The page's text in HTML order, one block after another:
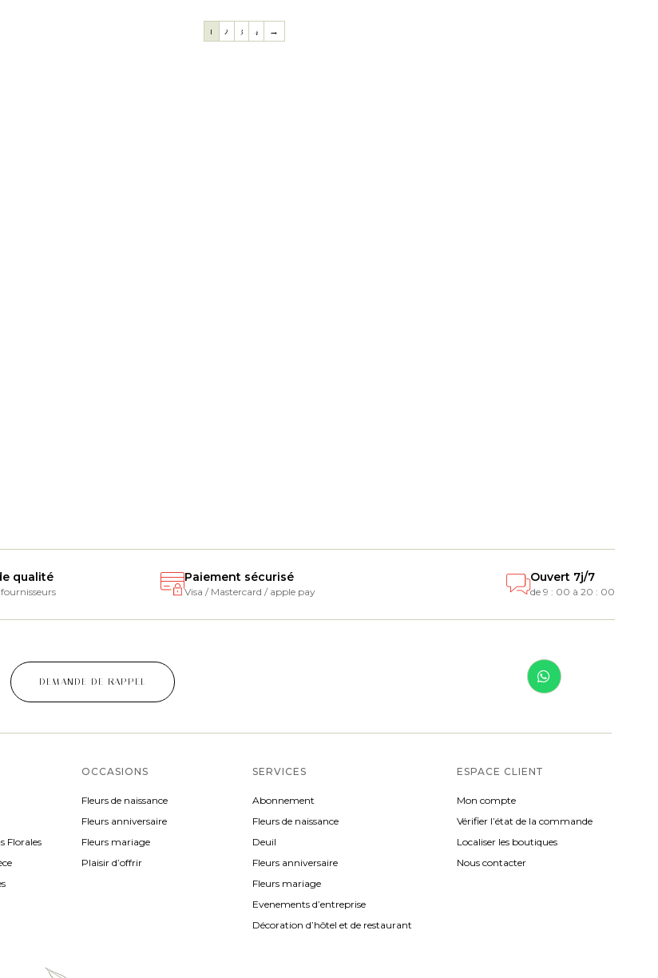
1 2 3 4 →
qualité Paiement sécurisé
Visa / Mastercard / apple pay
Ouvert 7j/7
de 9 : 00 à 20 : 00
DEMANDE DE RAPPEL
Florales
OCCASIONS
Fleurs de naissance
Fleurs anniversaire
Fleurs mariage
Plaisir d’offrir
SERVICES
Abonnement
Fleurs de naissance
Deuil
Fleurs anniversaire
Fleurs mariage
Evenements d’entreprise
Décoration d’hôtel et de restaurant
ESPACE CLIENT
Mon compte
Vérifier l’état de la commande
Localiser les boutiques
Nous contacter